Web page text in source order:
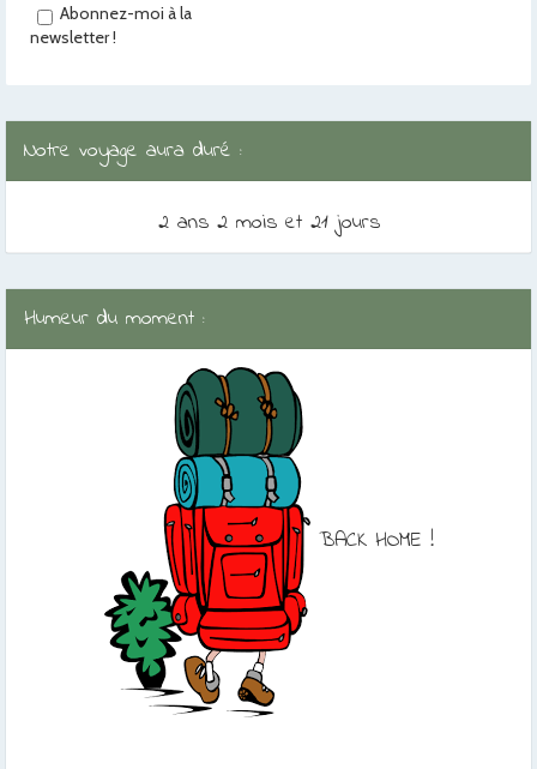
Abonnez-moi à la
newsletter !
Notre voyage aura duré :
2 ans 2 mois et 21 jours
Humeur du moment :
BACK HOME !